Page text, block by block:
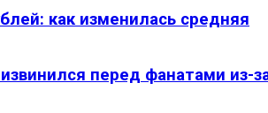
как изменилась средняя
перед фанатами из-